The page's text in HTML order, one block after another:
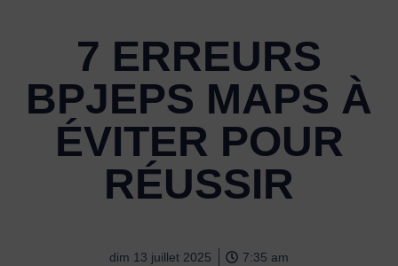
7 ERREURS
BPJEPS MAPS À
ÉVITER POUR
RÉUSSIR
dim 13 juillet 2025
7:35 am